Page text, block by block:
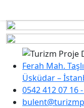
Ferah Mah.
Üsküdar –
0542 412 07 16